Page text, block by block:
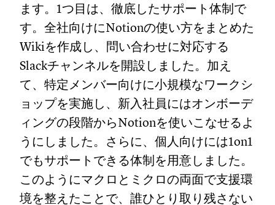
ます。1つ目は、徹底したサポート体制で
す。全社向けにNotionの使い方をまとめた
Wikiを作成し、問い合わせに対応する
Slackチャンネルを開設しました。加え
て、特定メンバー向けに小規模なワークシ
ョップを実施し、新入社員にはオンボーデ
ィングの段階からNotionを使いこなせるよ
うにしました。さらに、個人向けには1on1
でもサポートできる体制を用意しました。
このようにマクロとミクロの両面で支援環
境を整えたことで、誰ひとり取り残さない